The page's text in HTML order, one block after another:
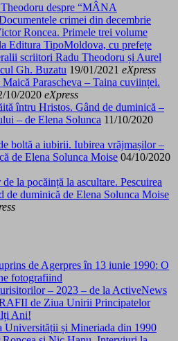
despre “MÂNA
crimei din decembrie
Roncea. Primele trei volume
Editura TipoMoldova, cu prefețe
scriitori Radu Theodoru și Aurel
Gh. Buzatu 19/01/2021 eXpress
Parascheva – Taina cuviinței.
10/2020 eXpress
întru Hristos. Gând de duminică –
– de Elena Solunca 11/10/2020
boltă a iubirii. Iubirea vrăjmașilor –
de Elena Solunca Moise 04/10/2020
la pocăință la ascultare. Pescuirea
de duminică de Elena Solunca Moise
de Agerpres în 13 iunie 1990: O
fotografiind
– 2023 – de la ActiveNews
de Ziua Unirii Principatelor
Ani!
Universității și Mineriada din 1990